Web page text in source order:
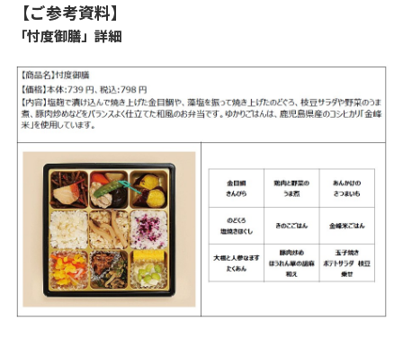
【ご参考資料】
「忖度御膳」詳細